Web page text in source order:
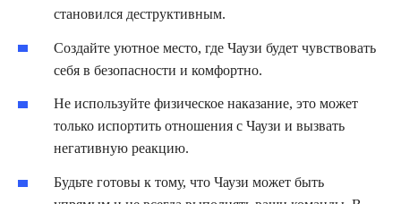
становился деструктивным.
Создайте уютное место, где Чаузи будет чувствовать
себя в безопасности и комфортно.
Не используйте физическое наказание, это может
только испортить отношения с Чаузи и вызвать
негативную реакцию.
Будьте готовы к тому, что Чаузи может быть